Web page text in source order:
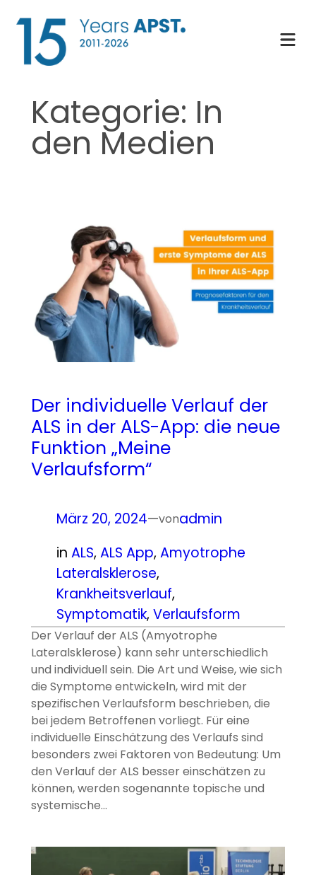
Zum
Inhalt
springen
Kategorie: In
den Medien
Der individuelle Verlauf der
ALS in der ALS-App: die neue
Funktion „Meine
Verlaufsform“
März 20, 2024—vonadmin
in ALS, ALS App, Amyotrophe
Lateralsklerose
Krankheitsverlauf
Symptomatik, Verlaufsform
Der Verlauf der ALS (Amyotrophe
Lateralsklerose) kann sehr unterschiedlich
und individuell sein. Die Art und Weise, wie sich
die Symptome entwickeln, wird mit der
spezifischen Verlaufsform beschrieben, die
bei jedem Betroffenen vorliegt. Für eine
individuelle Einschätzung des Verlaufs sind
besonders zwei Faktoren von Bedeutung: Um
den Verlauf der ALS besser einschätzen zu
können, werden sogenannte topische und
systemische…